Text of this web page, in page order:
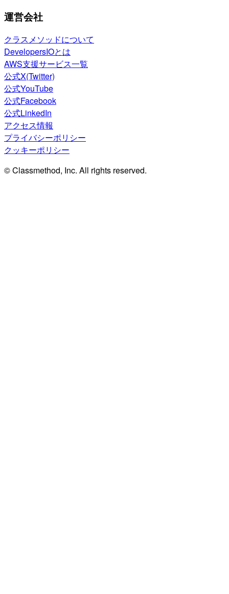
運営会社
クラスメソッドについて
DevelopersIOとは
AWS支援サービス一覧
公式X(Twitter)
公式YouTube
公式Facebook
公式LinkedIn
アクセス情報
プライバシーポリシー
クッキーポリシー
© Classmethod, Inc. All rights reserved.